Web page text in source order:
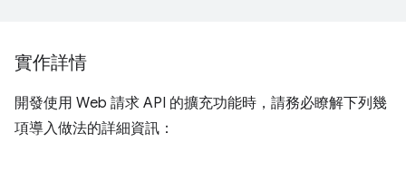
實作詳情
開發使用 Web 請求 API 的擴充功能時，請務必瞭解下列幾
項導入做法的詳細資訊：